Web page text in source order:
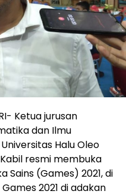
Ketua jurusan
dan Ilmu
Halu Oleo
resmi membuka
(Games) 2021, di
2021 di adakan